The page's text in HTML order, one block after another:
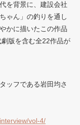
を背景に、建設会社
ゃん」の釣りを通し
かに描いたこの作品
版を含む全22作品が
ッフである岩田均さ
vol-4/